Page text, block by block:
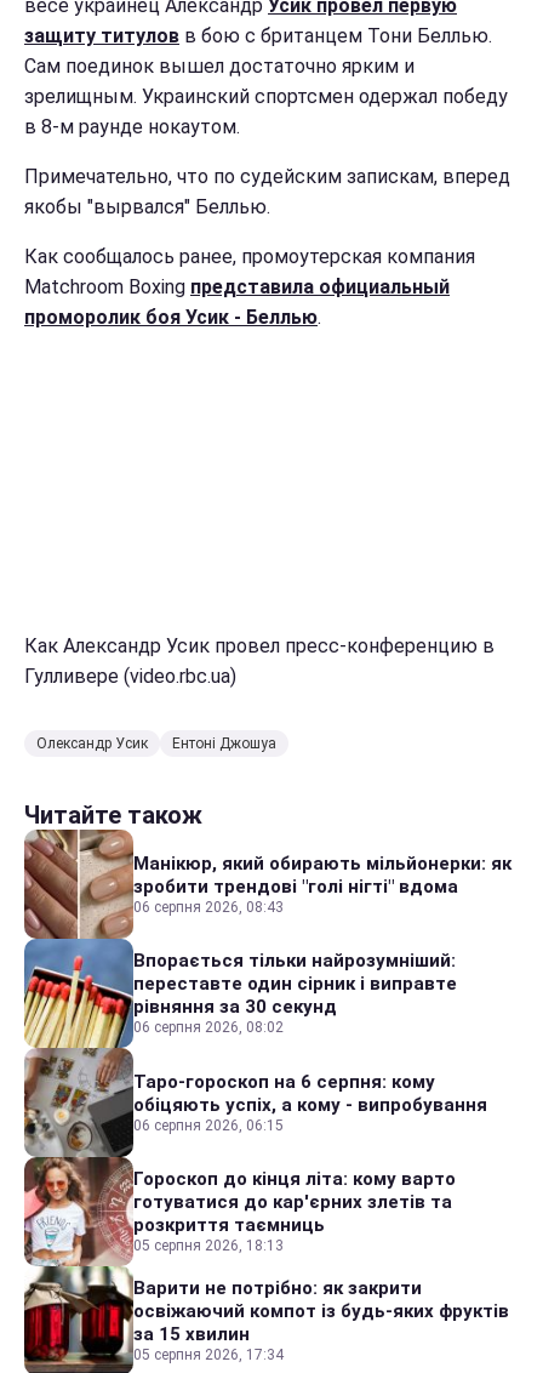
весе украинец Александр Усик провел первую
защиту титулов в бою с британцем Тони Беллью.
Сам поединок вышел достаточно ярким и
зрелищным. Украинский спортсмен одержал победу
в 8-м раунде нокаутом.
Примечательно, что по судейским запискам, вперед
якобы "вырвался" Беллью.
Как сообщалось ранее, промоутерская компания
Matchroom Boxing представила официальный
проморолик боя Усик - Беллью.
Как Александр Усик провел пресс-конференцию в
Гулливере (video.rbc.ua)
Олександр Усик Ентоні Джошуа
Читайте також
Манікюр, який обирають мільйонерки: як
зробити трендові "голі нігті" вдома
06 серпня 2026, 08:43
Впорається тільки найрозумніший:
переставте один сірник і виправте
рівняння за 30 секунд
06 серпня 2026, 08:02
Таро-гороскоп на 6 серпня: кому
обіцяють успіх, а кому - випробування
06 серпня 2026, 06:15
Гороскоп до кінця літа: кому варто
готуватися до кар'єрних злетів та
розкриття таємниць
05 серпня 2026, 18:13
Варити не потрібно: як закрити
освіжаючий компот із будь-яких фруктів
за 15 хвилин
05 серпня 2026, 17:34